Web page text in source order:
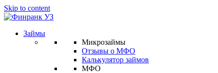
Skip to content
Займы
Микрозаймы
Отзывы о МФО
Калькулятор займов
МФО